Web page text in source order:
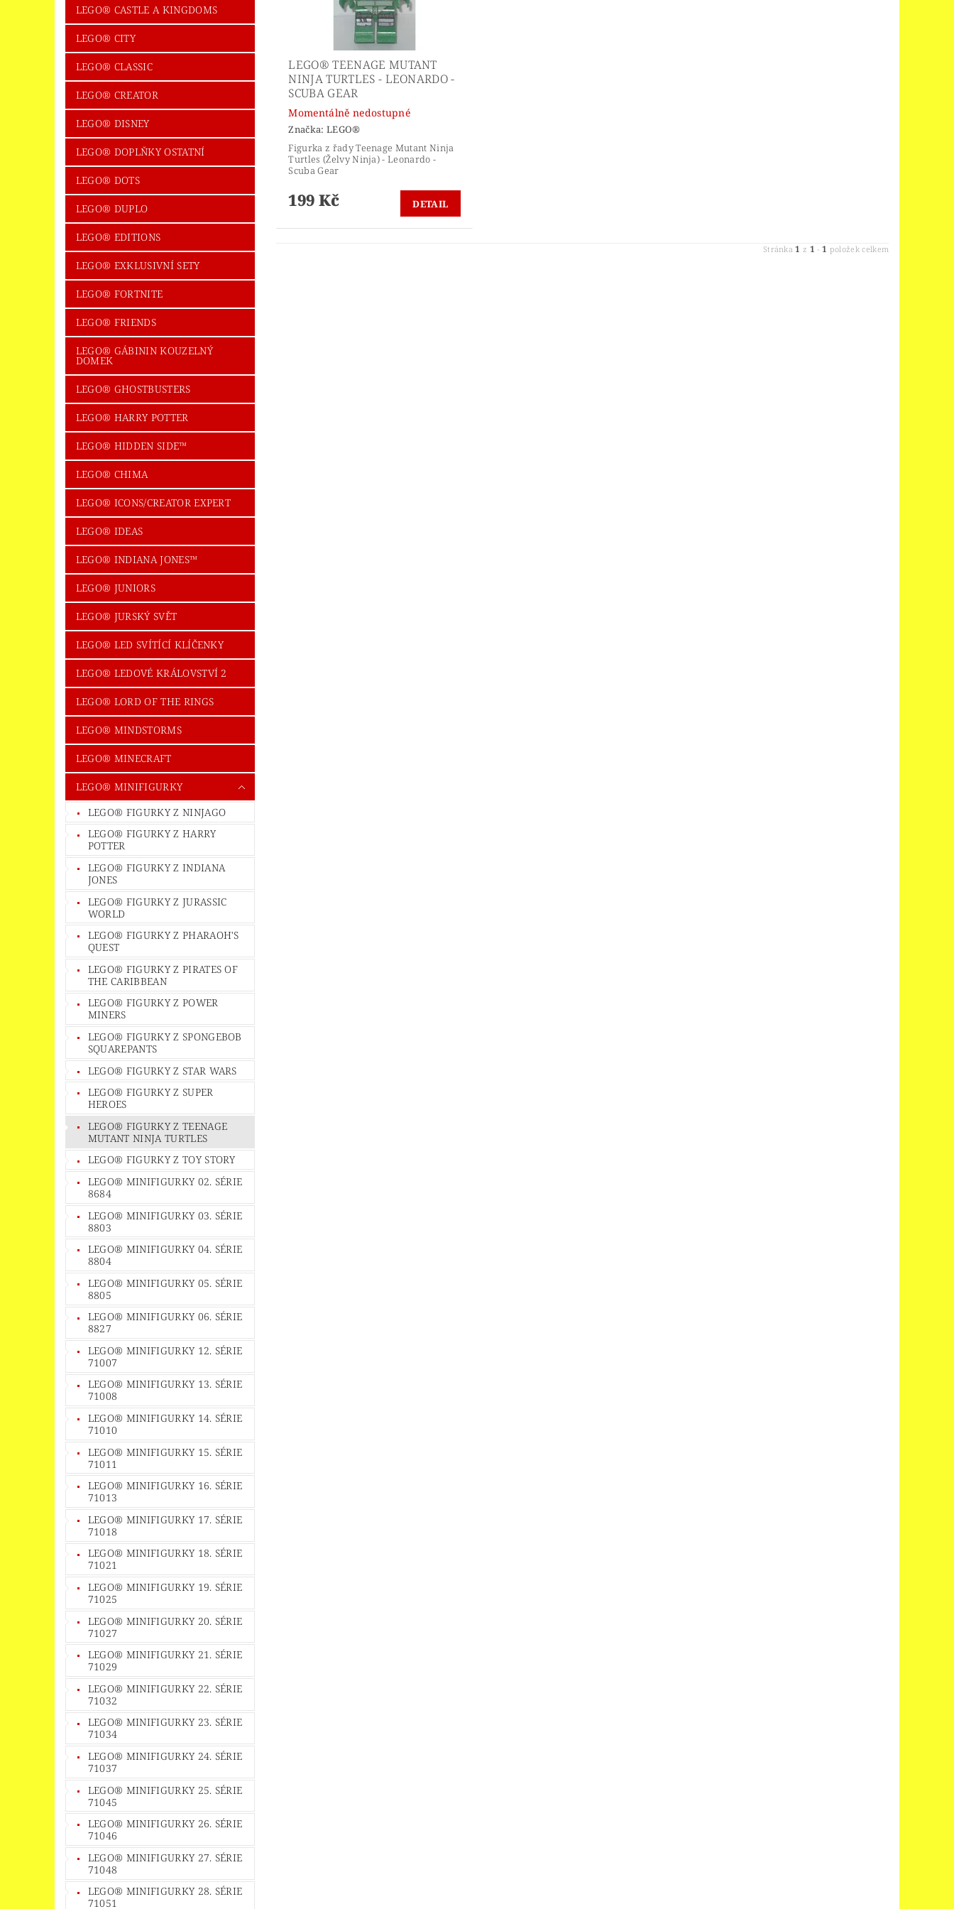
LEGO® CASTLE A KINGDOMS
LEGO® CITY
LEGO® CLASSIC
LEGO® CREATOR
LEGO® DISNEY
LEGO® DOPLŇKY OSTATNÍ
LEGO® DOTS
LEGO® DUPLO
LEGO® EDITIONS
LEGO® EXKLUSIVNÍ SETY
LEGO® FORTNITE
LEGO® FRIENDS
LEGO® GÁBININ KOUZELNÝ
DOMEK
LEGO® GHOSTBUSTERS
LEGO® HARRY POTTER
LEGO® HIDDEN SIDE™
LEGO® CHIMA
LEGO® ICONS/CREATOR EXPERT
LEGO® IDEAS
LEGO® INDIANA JONES™
LEGO® JUNIORS
LEGO® JURSKÝ SVĚT
LEGO® LED SVÍTÍCÍ KLÍČENKY
LEGO® LEDOVÉ KRÁLOVSTVÍ 2
LEGO® LORD OF THE RINGS
LEGO® MINDSTORMS
LEGO® MINECRAFT
LEGO® MINIFIGURKY
LEGO® FIGURKY Z NINJAGO
LEGO® FIGURKY Z HARRY
POTTER
LEGO® FIGURKY Z INDIANA
JONES
LEGO® FIGURKY Z JURASSIC
WORLD
LEGO® FIGURKY Z PHARAOH'S
QUEST
LEGO® FIGURKY Z PIRATES OF
THE CARIBBEAN
LEGO® FIGURKY Z POWER
MINERS
LEGO® FIGURKY Z SPONGEBOB
SQUAREPANTS
LEGO® FIGURKY Z STAR WARS
LEGO® FIGURKY Z SUPER
HEROES
LEGO® FIGURKY Z TEENAGE
MUTANT NINJA TURTLES
LEGO® FIGURKY Z TOY STORY
LEGO® MINIFIGURKY 02. SÉRIE
8684
LEGO® MINIFIGURKY 03. SÉRIE
8803
LEGO® MINIFIGURKY 04. SÉRIE
8804
LEGO® MINIFIGURKY 05. SÉRIE
8805
LEGO® MINIFIGURKY 06. SÉRIE
8827
LEGO® MINIFIGURKY 12. SÉRIE
71007
LEGO® MINIFIGURKY 13. SÉRIE
71008
LEGO® MINIFIGURKY 14. SÉRIE
71010
LEGO® MINIFIGURKY 15. SÉRIE
71011
LEGO® MINIFIGURKY 16. SÉRIE
71013
LEGO® MINIFIGURKY 17. SÉRIE
71018
LEGO® MINIFIGURKY 18. SÉRIE
71021
LEGO® MINIFIGURKY 19. SÉRIE
71025
LEGO® MINIFIGURKY 20. SÉRIE
71027
LEGO® MINIFIGURKY 21. SÉRIE
71029
LEGO® MINIFIGURKY 22. SÉRIE
71032
LEGO® MINIFIGURKY 23. SÉRIE
71034
LEGO® MINIFIGURKY 24. SÉRIE
71037
LEGO® MINIFIGURKY 25. SÉRIE
71045
LEGO® MINIFIGURKY 26. SÉRIE
71046
LEGO® MINIFIGURKY 27. SÉRIE
71048
LEGO® MINIFIGURKY 28. SÉRIE
71051
LEGO® TEENAGE MUTANT
NINJA TURTLES - LEONARDO -
SCUBA GEAR
Momentálně nedostupné
Značka: LEGO®
Figurka z řady Teenage Mutant Ninja
Turtles (Želvy Ninja) - Leonardo -
Scuba Gear
199 Kč DETAIL
Stránka1 z 1 -1 položek celkem